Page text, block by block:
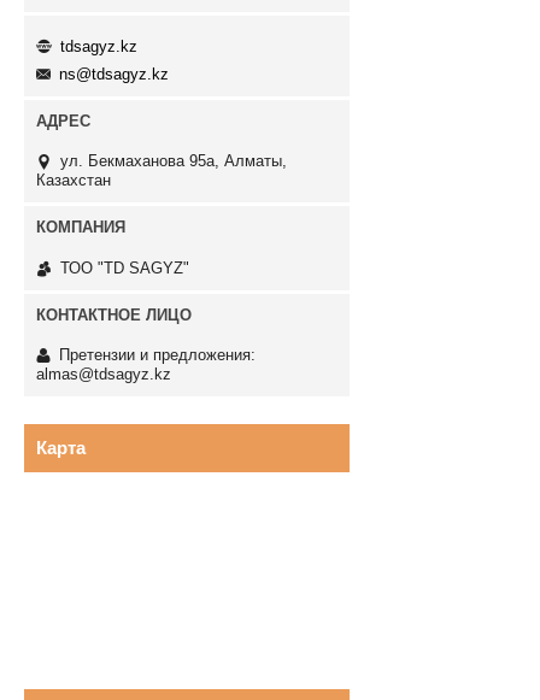
tdsagyz.kz
ns@tdsagyz.kz
ул. Бекмаханова 95а, Алматы,
Казахстан
ТОО "TD SAGYZ"
Претензии и предложения:
almas@tdsagyz.kz
Карта